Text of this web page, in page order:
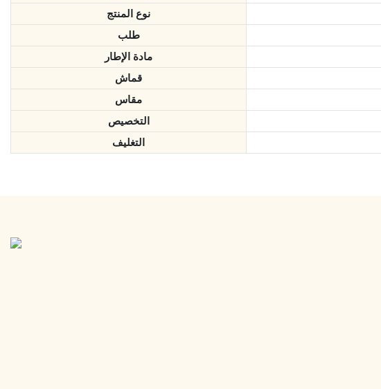
نوع المنتج
طلب
مادة الإطار
قماش
مقاس
التخصيص
التغليف